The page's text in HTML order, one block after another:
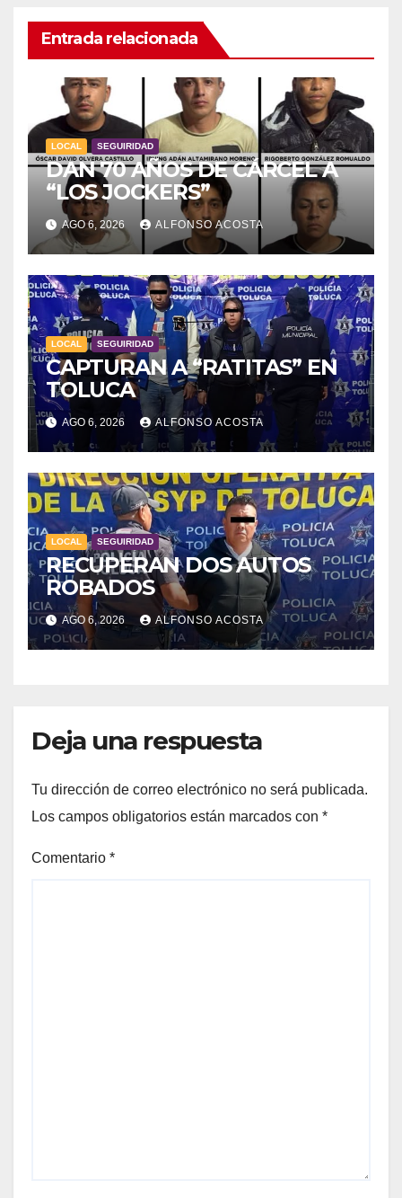
Entrada relacionada
LOCAL SEGUIRIDAD
DAN 70 AÑOS DE CÁRCEL A
“LOS JOCKERS”
AGO 6, 2026 ALFONSO ACOSTA
LOCAL SEGUIRIDAD
CAPTURAN A “RATITAS” EN
TOLUCA
AGO 6, 2026 ALFONSO ACOSTA
LOCAL SEGUIRIDAD
RECUPERAN DOS AUTOS
ROBADOS
AGO 6, 2026 ALFONSO ACOSTA
Deja una respuesta
Tu dirección de correo electrónico no será publicada.
Los campos obligatorios están marcados con *
Comentario *